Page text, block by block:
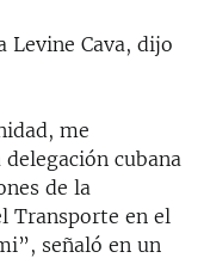
Levine Cava, dijo
me
cubana
de la
Transporte en el
señaló en un